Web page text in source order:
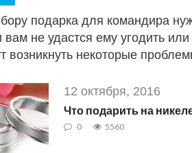
подарка для командира
вам не удастся ему угодить
возникнуть некоторые
12 октября, 2016
Что подарить на
0 5560